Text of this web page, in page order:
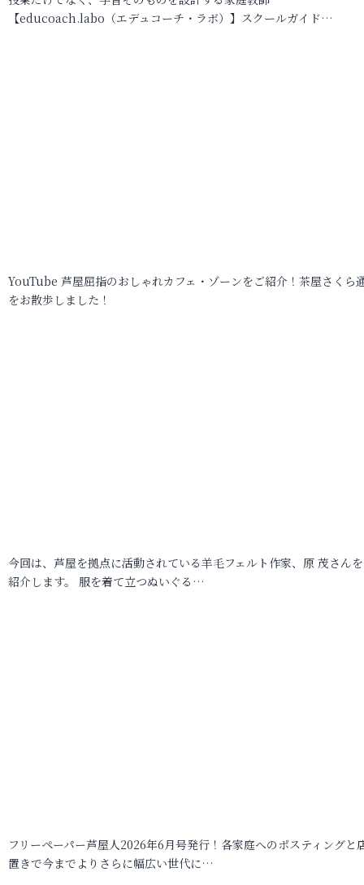
【educoach.labo（エデュコーチ・ラボ）】スクールガイド…
YouTube 芦屋屈指のおしゃれカフェ・ゾーンをご紹介！茶屋さくら
をお散歩しました！
今回は、芦屋を拠点に活動されている羊毛フェルト作家、原 茂さん
紹介します。 服を着て立つぬいぐる…
フリーペーパー芦屋人2026年6月号発行！各家庭へのポスティングと
置きで今までよりさらに幅広い世代に…